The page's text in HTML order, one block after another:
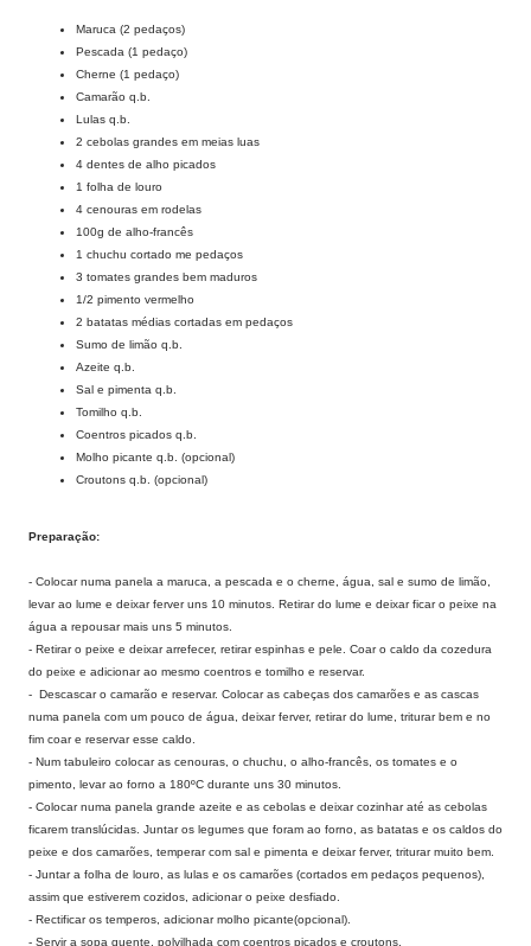
Maruca (2 pedaços)
Pescada (1 pedaço)
Cherne (1 pedaço)
Camarão q.b.
Lulas q.b.
2 cebolas grandes em meias luas
4 dentes de alho picados
1 folha de louro
4 cenouras em rodelas
100g de alho-francês
1 chuchu cortado me pedaços
3 tomates grandes bem maduros
1/2 pimento vermelho
2 batatas médias cortadas em pedaços
Sumo de limão q.b.
Azeite q.b.
Sal e pimenta q.b.
Tomilho q.b.
Coentros picados q.b.
Molho picante q.b. (opcional)
Croutons q.b. (opcional)
Preparação:
- Colocar numa panela a maruca, a pescada e o cherne, água, sal e sumo de limão,
levar ao lume e deixar ferver uns 10 minutos. Retirar do lume e deixar ficar o peixe na
água a repousar mais uns 5 minutos.
- Retirar o peixe e deixar arrefecer, retirar espinhas e pele. Coar o caldo da cozedura
do peixe e adicionar ao mesmo coentros e tomilho e reservar.
- Descascar o camarão e reservar. Colocar as cabeças dos camarões e as cascas
numa panela com um pouco de água, deixar ferver, retirar do lume, triturar bem e no
fim coar e reservar esse caldo.
- Num tabuleiro colocar as cenouras, o chuchu, o alho-francês, os tomates e o
pimento, levar ao forno a 180ºC durante uns 30 minutos.
- Colocar numa panela grande azeite e as cebolas e deixar cozinhar até as cebolas
ficarem translúcidas. Juntar os legumes que foram ao forno, as batatas e os caldos do
peixe e dos camarões, temperar com sal e pimenta e deixar ferver, triturar muito bem.
- Juntar a folha de louro, as lulas e os camarões (cortados em pedaços pequenos),
assim que estiverem cozidos, adicionar o peixe desfiado.
- Rectificar os temperos, adicionar molho picante(opcional).
- Servir a sopa quente, polvilhada com coentros picados e croutons.